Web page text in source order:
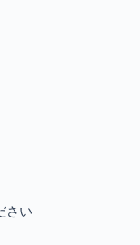
さい